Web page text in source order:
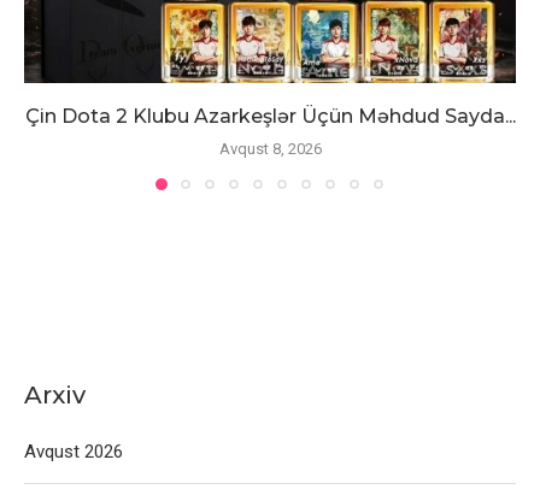
Çin Dota 2 Klubu Azarkeşlər Üçün Məhdud Sayda...
Avqust 8, 2026
Arxiv
Avqust 2026